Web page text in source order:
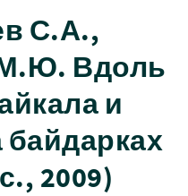
С.А.,
Вдоль
и
байдарках
2009)